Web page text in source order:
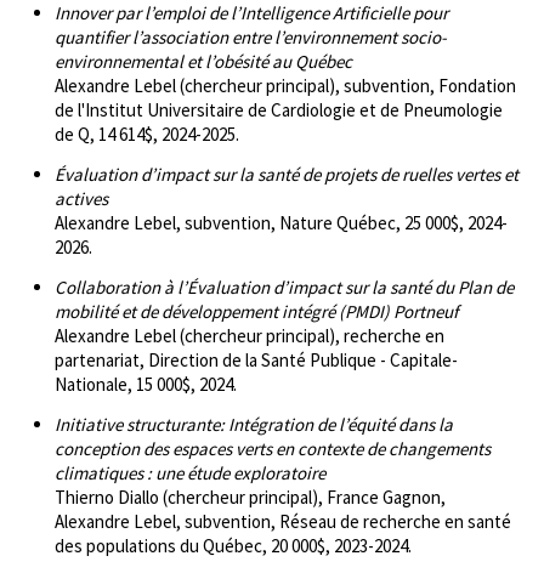
Innover par l’emploi de l’Intelligence Artificielle pour
quantifier l’association entre l’environnement socio-
environnemental et l’obésité au Québec
Alexandre Lebel (chercheur principal), subvention, Fondation
de l'Institut Universitaire de Cardiologie et de Pneumologie
de Q, 14 614$, 2024-2025.
Évaluation d’impact sur la santé de projets de ruelles vertes et
actives
Alexandre Lebel, subvention, Nature Québec, 25 000$, 2024-
2026.
Collaboration à l’Évaluation d’impact sur la santé du Plan de
mobilité et de développement intégré (PMDI) Portneuf
Alexandre Lebel (chercheur principal), recherche en
partenariat, Direction de la Santé Publique - Capitale-
Nationale, 15 000$, 2024.
Initiative structurante: Intégration de l’équité dans la
conception des espaces verts en contexte de changements
climatiques : une étude exploratoire
Thierno Diallo (chercheur principal), France Gagnon,
Alexandre Lebel, subvention, Réseau de recherche en santé
des populations du Québec, 20 000$, 2023-2024.